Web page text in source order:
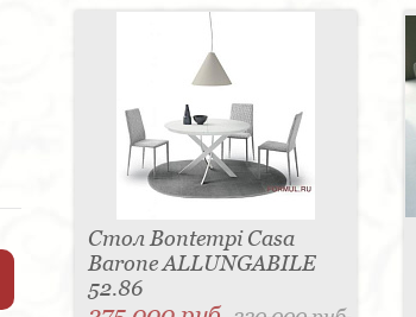
Стол Bontempi Casa
Barone ALLUNGABILE
52.86